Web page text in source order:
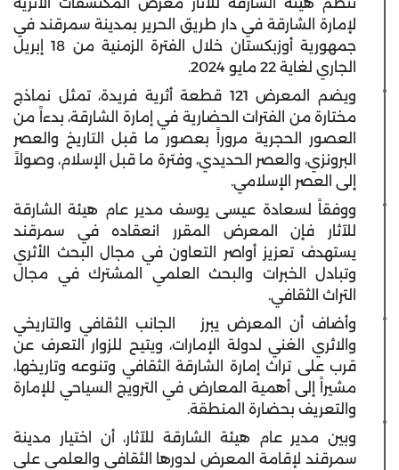
لإمارة الشارقة في دار طريق الحرير بمدينة سمرقند في
جمهورية أوزبكستان خلال الفترة الزمنية من 18 إبريل
الجاري لغاية 22 مايو 2024.
ويضم المعرض 121 قطعة أثرية فريدة، تمثل نماذج
مختارة من الفترات الحضارية في إمارة الشارقة، بدءاً من
العصور الحجرية مروراً بعصور ما قبل التاريخ والعصر
البرونزي، والعصر الحديدي، وفترة ما قبل الإسلام، وصولاً
إلى العصر الإسلامي.
ووفقاً لسعادة عيسى يوسف مدير عام هيئة الشارقة
للآثار فإن المعرض المقرر انعقاده في سمرقند
يستهدف تعزيز أواصر التعاون في مجال البحث الأثري
وتبادل الخبرات والبحث العلمي المشترك في مجال
التراث الثقافي.
وأضاف أن المعرض يبرز الجانب الثقافي والتاريخي
والاثري الغني لدولة الإمارات، ويتيح للزوار التعرف عن
قرب على تراث إمارة الشارقة الثقافي وتنوعه وتاريخها،
مشيراً إلى أهمية المعارض في الترويج السياحي للإمارة
والتعريف بحضارة المنطقة.
وبين مدير عام هيئة الشارقة للآثار، أن اختيار مدينة
سمرقند لإقامة المعرض لدورها الثقافي والعلمي على